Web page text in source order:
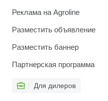
Реклама на Agroline
Разместить объявление
Разместить баннер
Партнерская программа
Для дилеров